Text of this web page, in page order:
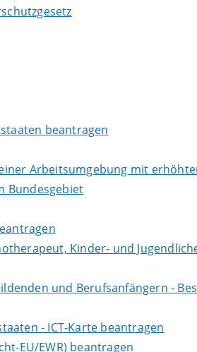
beantragen
Arbeitsumgebung mit
Bundesgebiet
Kinder- und
und Berufsanfängern -
- ICT-Karte beantragen
EU/EWR) beantragen